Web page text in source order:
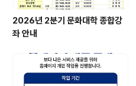
2026년 2분기 문화대학 종합강
좌 안내